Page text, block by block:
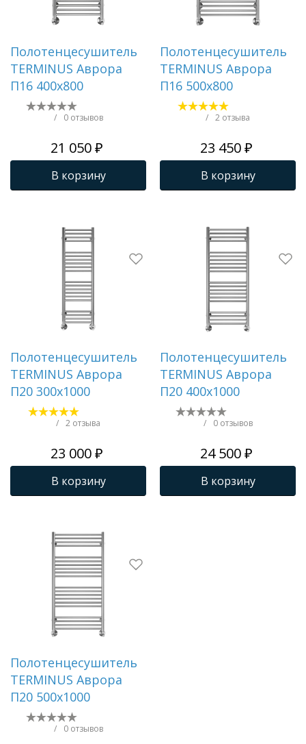
Полотенцесушитель
TERMINUS Аврора
П16 400х800
/ 0 отзывов
21 050 ₽
В корзину
Полотенцесушитель
TERMINUS Аврора
П16 500х800
/ 2 отзыва
23 450 ₽
В корзину
Полотенцесушитель
TERMINUS Аврора
П20 300х1000
/ 2 отзыва
23 000 ₽
В корзину
Полотенцесушитель
TERMINUS Аврора
П20 400х1000
/ 0 отзывов
24 500 ₽
В корзину
Полотенцесушитель
TERMINUS Аврора
П20 500х1000
/ 0 отзывов